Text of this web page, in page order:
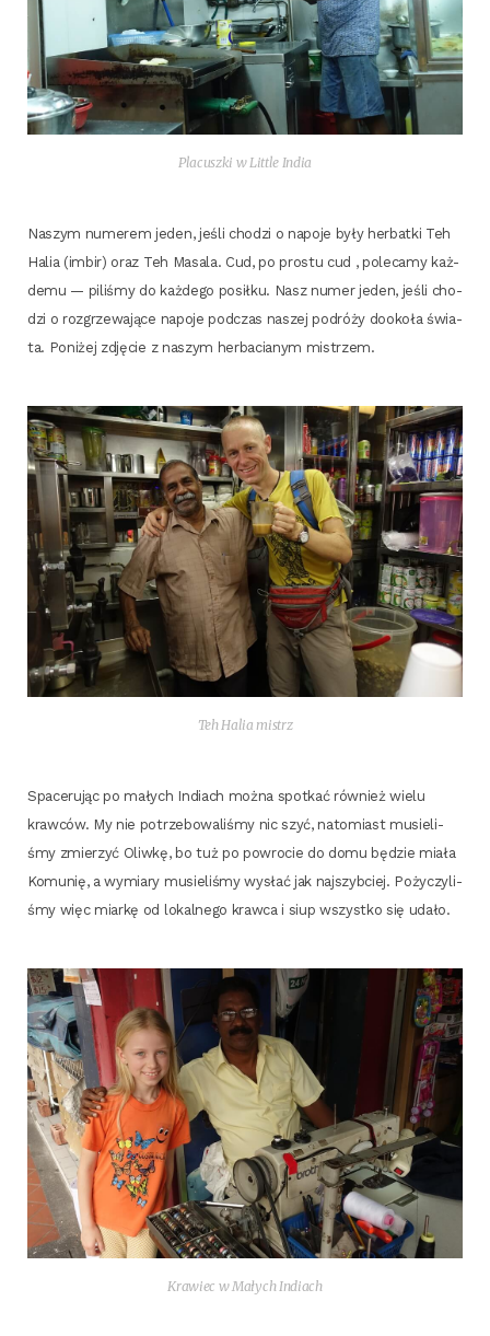
Pla­cusz­ki w Lit­tle India
Naszym nume­rem jeden, jeśli cho­dzi o napo­je były her­bat­ki Teh
Halia (imbir) oraz Teh Masa­la. Cud, po pro­stu cud , pole­ca­my każ­
de­mu — pili­śmy do każ­de­go posił­ku. Nasz numer jeden, jeśli cho­
dzi o roz­grze­wa­ją­ce napo­je pod­czas naszej podró­ży dooko­ła świa­
ta. Poni­żej zdję­cie z naszym her­ba­cia­nym mistrzem.
Teh Halia mistrz
Spa­ce­ru­jąc po małych Indiach moż­na spo­tkać rów­nież wie­lu
kraw­ców. My nie potrze­bo­wa­li­śmy nic szyć, nato­miast musie­li­
śmy zmie­rzyć Oliw­kę, bo tuż po powro­cie do domu będzie mia­ła
Komu­nię, a wymia­ry musie­li­śmy wysłać jak naj­szyb­ciej. Poży­czy­li­
śmy więc miar­kę od lokal­ne­go kraw­ca i siup wszyst­ko się udało.
Kra­wiec w Małych Indiach